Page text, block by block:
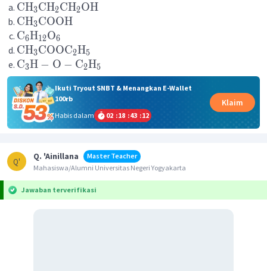
CH3CH2CH2OH
CH3COOH
C6H12O6
CH3COOC2H5
C3H − O − C2H5
Ikuti Tryout SNBT & Menangkan E-Wallet
100rb
Habis dalam
02 :18 :43 :12
Klaim
Q'
Q. 'Ainillana
Master Teacher
Mahasiswa/Alumni Universitas Negeri Yogyakarta
Jawaban terverifikasi